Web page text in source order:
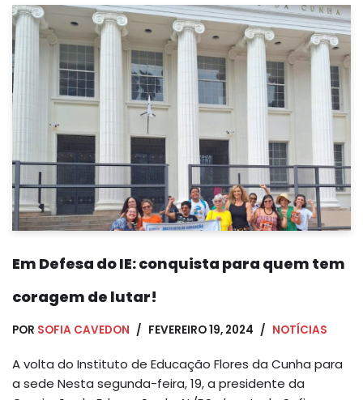
Em Defesa do IE: conquista para quem tem
coragem de lutar!
POR SOFIA CAVEDON FEVEREIRO 19, 2024 NOTÍCIAS
A volta do Instituto de Educação Flores da Cunha para
a sede Nesta segunda-feira, 19, a presidente da